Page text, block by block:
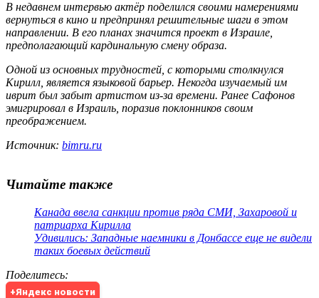
В недавнем интервью актёр поделился своими намерениями
вернуться в кино и предпринял решительные шаги в этом
направлении. В его планах значится проект в Израиле,
предполагающий кардинальную смену образа.
Одной из основных трудностей, с которыми столкнулся
Кирилл, является языковой барьер. Некогда изучаемый им
иврит был забыт артистом из-за времени. Ранее Сафонов
эмигрировал в Израиль, поразив поклонников своим
преображением.
Источник: bimru.ru
Читайте также
Канада ввела санкции против ряда СМИ, Захаровой и
патриарха Кирилла
Удивились: Западные наемники в Донбассе еще не видели
таких боевых действий
Поделитесь:
+Яндекс новости